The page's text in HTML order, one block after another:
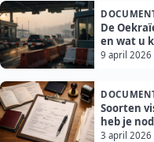
De
en wat u
9 april 2026
Soorten
heb je
3 april 2026